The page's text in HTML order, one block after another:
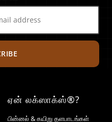
ஏன் லக்ஸாக்ஸ்®?
பின்னல் & கயிறு தளபாடங்கள்